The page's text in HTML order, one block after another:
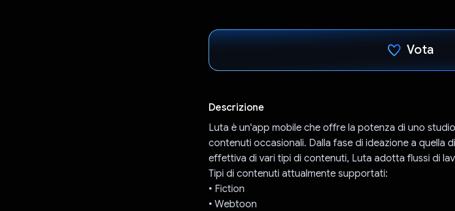
Vota
Descrizione
Luta è un'app mobile che offre la potenza di uno
contenuti occasionali. Dalla fase di ideazione a quella
effettiva di vari tipi di contenuti, Luta adotta flussi di
Tipi di contenuti attualmente supportati:
• Fiction
• Webtoon